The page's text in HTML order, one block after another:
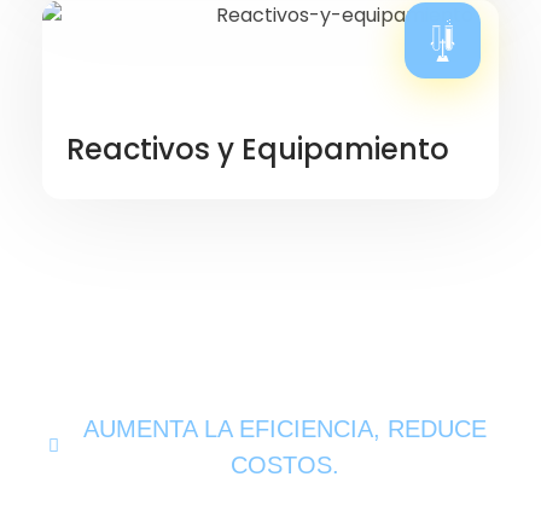
Reactivos y Equipamiento
AUMENTA LA EFICIENCIA, REDUCE
COSTOS.